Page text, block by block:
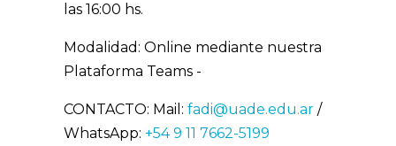
las 16:00 hs.
Modalidad: Online mediante nuestra
Plataforma Teams -
CONTACTO: Mail:fadi@uade.edu.ar /
WhatsApp:+54 9 11 7662-5199